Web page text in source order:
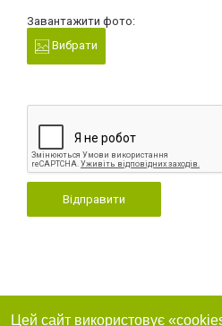
Завантажити фото:
Вибрати
Відправити
Цей сайт використовує